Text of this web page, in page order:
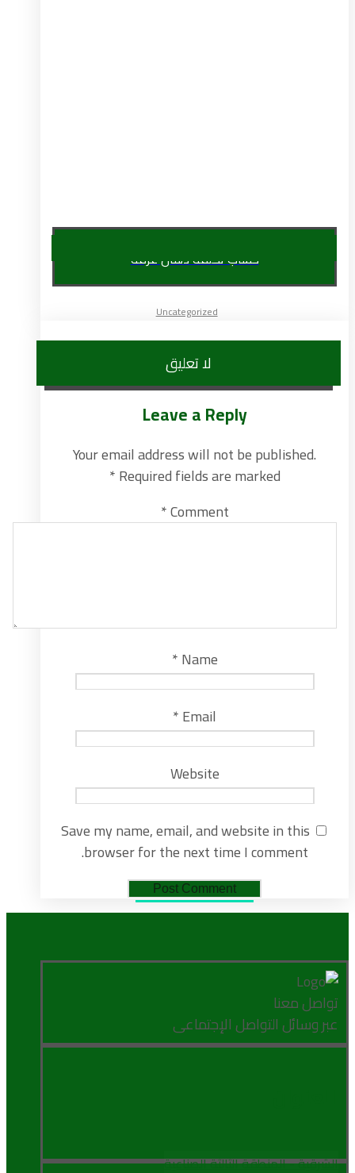
حساب تكلفة دهان غرفة
Uncategorized
لا تعليق
Leave a Reply
Your email address will not be published.
Required fields are marked
*
Comment
*
Name
*
Email
*
Website
Save my name, email, and website in this
browser for the next time I comment.
تواصل معنا
عبر وسائل التواصل الإجتماعى
الشرقية - المنطقة الثالثة الصناعية